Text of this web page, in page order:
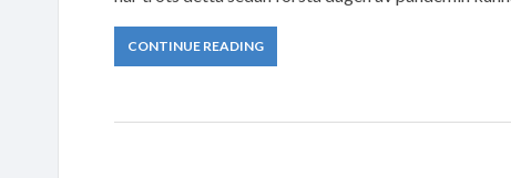
CONTINUE READING